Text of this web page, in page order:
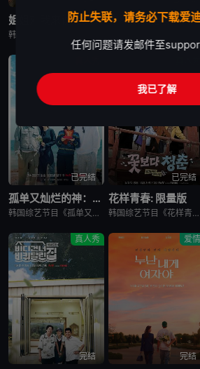
姐姐对我来说是女人2 孝利家民宿 第一季
已完结
孤单又灿烂的神：鬼怪十周年特辑
韩国综艺节目《孤单又灿烂的神：鬼怪十周年特辑》又名：鬼怪十周年特别篇,鬼怪十周年之旅(台),도깨비 10주년，讲述了：为纪念开播十周年，剧中主演睽违多年再度聚首，展开特別旅行，重访经典场景、回顾难忘台
已完结
花样青春: 限量版
韩国综艺节目《花样青春: 限量版》的妙趣在于突发旅行。突然告诉出演者去旅行的日程，出演者带着制作组原封不动地给的每人10万韩元经费，于2026年2月24日通过频道十五夜直播被绑架到旅行地。出演人员是郑
真人秀
完结
爱情
完结
防止失联，请务必下载爱
任何问题请发邮件至
我已了解